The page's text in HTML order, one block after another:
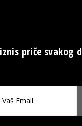
priče svakog